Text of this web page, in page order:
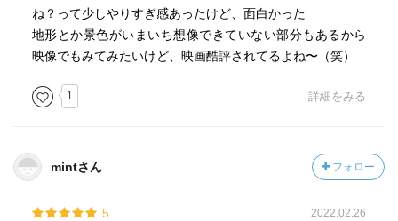
ね？って少しやりすぎ感あったけど、面白かった
地形とか景色がいまいち想像できていない部分もあるから
映像でもみてみたいけど、映画酷評されてるよね〜（笑）
1 詳細をみる
mintさん フォロー
5 2022.02.26